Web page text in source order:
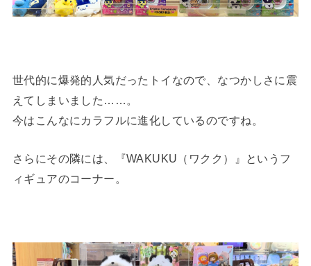
世代的に爆発的人気だったトイなので、なつかしさに震
えてしまいました……。
今はこんなにカラフルに進化しているのですね。
さらにその隣には、『WAKUKU（ワクク）』というフ
ィギュアのコーナー。